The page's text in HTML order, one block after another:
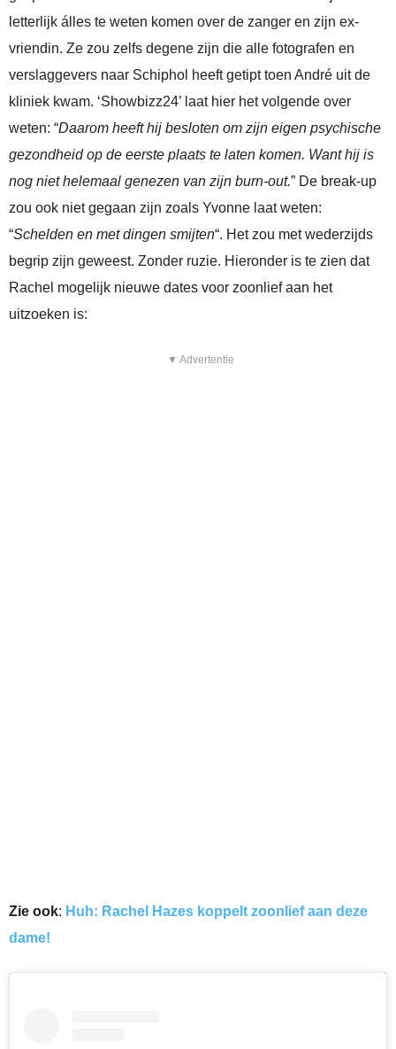
letterlijk álles te weten komen over de zanger en zijn ex-
vriendin. Ze zou zelfs degene zijn die alle fotografen en
verslaggevers naar Schiphol heeft getipt toen André uit de
kliniek kwam. ‘Showbizz24’ laat hier het volgende over
weten: “Daarom heeft hij besloten om zijn eigen psychische
gezondheid op de eerste plaats te laten komen. Want hij is
nog niet helemaal genezen van zijn burn-out.” De break-up
zou ook niet gegaan zijn zoals Yvonne laat weten:
“Schelden en met dingen smijten“. Het zou met wederzijds
begrip zijn geweest. Zonder ruzie. Hieronder is te zien dat
Rachel mogelijk nieuwe dates voor zoonlief aan het
uitzoeken is:
▼ Advertentie
Zie ook: Huh: Rachel Hazes koppelt zoonlief aan deze
dame!